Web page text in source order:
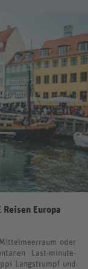
Europa
oder
Last-minute-
Langstrumpf und